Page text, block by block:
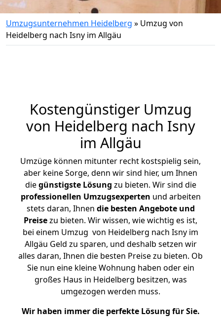
Umzugsunternehmen Heidelberg » Umzug von
Heidelberg nach Isny im Allgäu
Kostengünstiger Umzug
von Heidelberg nach Isny
im Allgäu
Umzüge können mitunter recht kostspielig sein,
aber keine Sorge, denn wir sind hier, um Ihnen
diegünstigste Lösung zu bieten. Wir sind die
professionellen Umzugsexperten und arbeiten
stets daran, Ihnen die besten Angebote und
Preisezu bieten. Wir wissen, wie wichtig es ist,
bei einem Umzug von Heidelberg nach Isny im
Allgäu Geld zu sparen, und deshalb setzen wir
alles daran, Ihnen die besten Preise zu bieten. Ob
Sie nun eine kleine Wohnung haben oder ein
großes Haus in Heidelberg besitzen, was
umgezogen werden muss.
Wir haben immer die perfekte Lösung für Sie.